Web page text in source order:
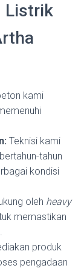
Listrik
kami
Teknisi kami
tahun
kondisi
oleh heavy
memastikan
produk
pengadaan